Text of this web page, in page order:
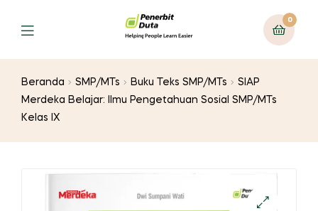
Menu
0
Beranda SMP/MTs Buku Teks SMP/MTs
SIAP
Merdeka Belajar: Ilmu Pengetahuan Sosial SMP/MTs
Kelas IX